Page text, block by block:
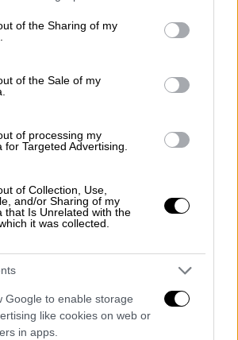
or usage behaviour. You may click to
to Google and its third-party tags to
specified purposes in below Google
of the Sharing of my
of the Sale of my
of processing my
for Targeted Advertising.
of Collection, Use,
and/or Sharing of my
that Is Unrelated with the
it was collected.
Google to enable storage
like cookies on web or
in apps.
19:53
ειδήσεων 07/08/2026